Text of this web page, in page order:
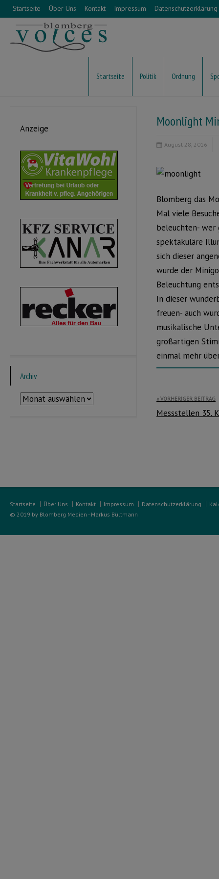
Startseite Über Uns Kontakt Impressum Datenschutzerklärung
Startseite Politik Ordnung
Moonlight
August 28, 2016
Blomberg das
Mal viele
beleuchten- wer
spektakuläre
sich dieser
wurde der
Beleuchtung
In dieser
freuen- auch
musikalische
großartigen
einmal mehr
VORHERIGER BEITRAG
Messstellen 35.
Anzeige
Archiv
Archiv
Startseite Über Uns Kontakt Impressum Datenschutzerklärung
© 2019 by Blomberg Medien - Markus Bültmann